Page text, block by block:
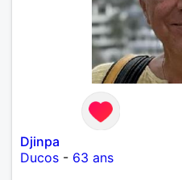
Djinpa
Ducos - 63 ans